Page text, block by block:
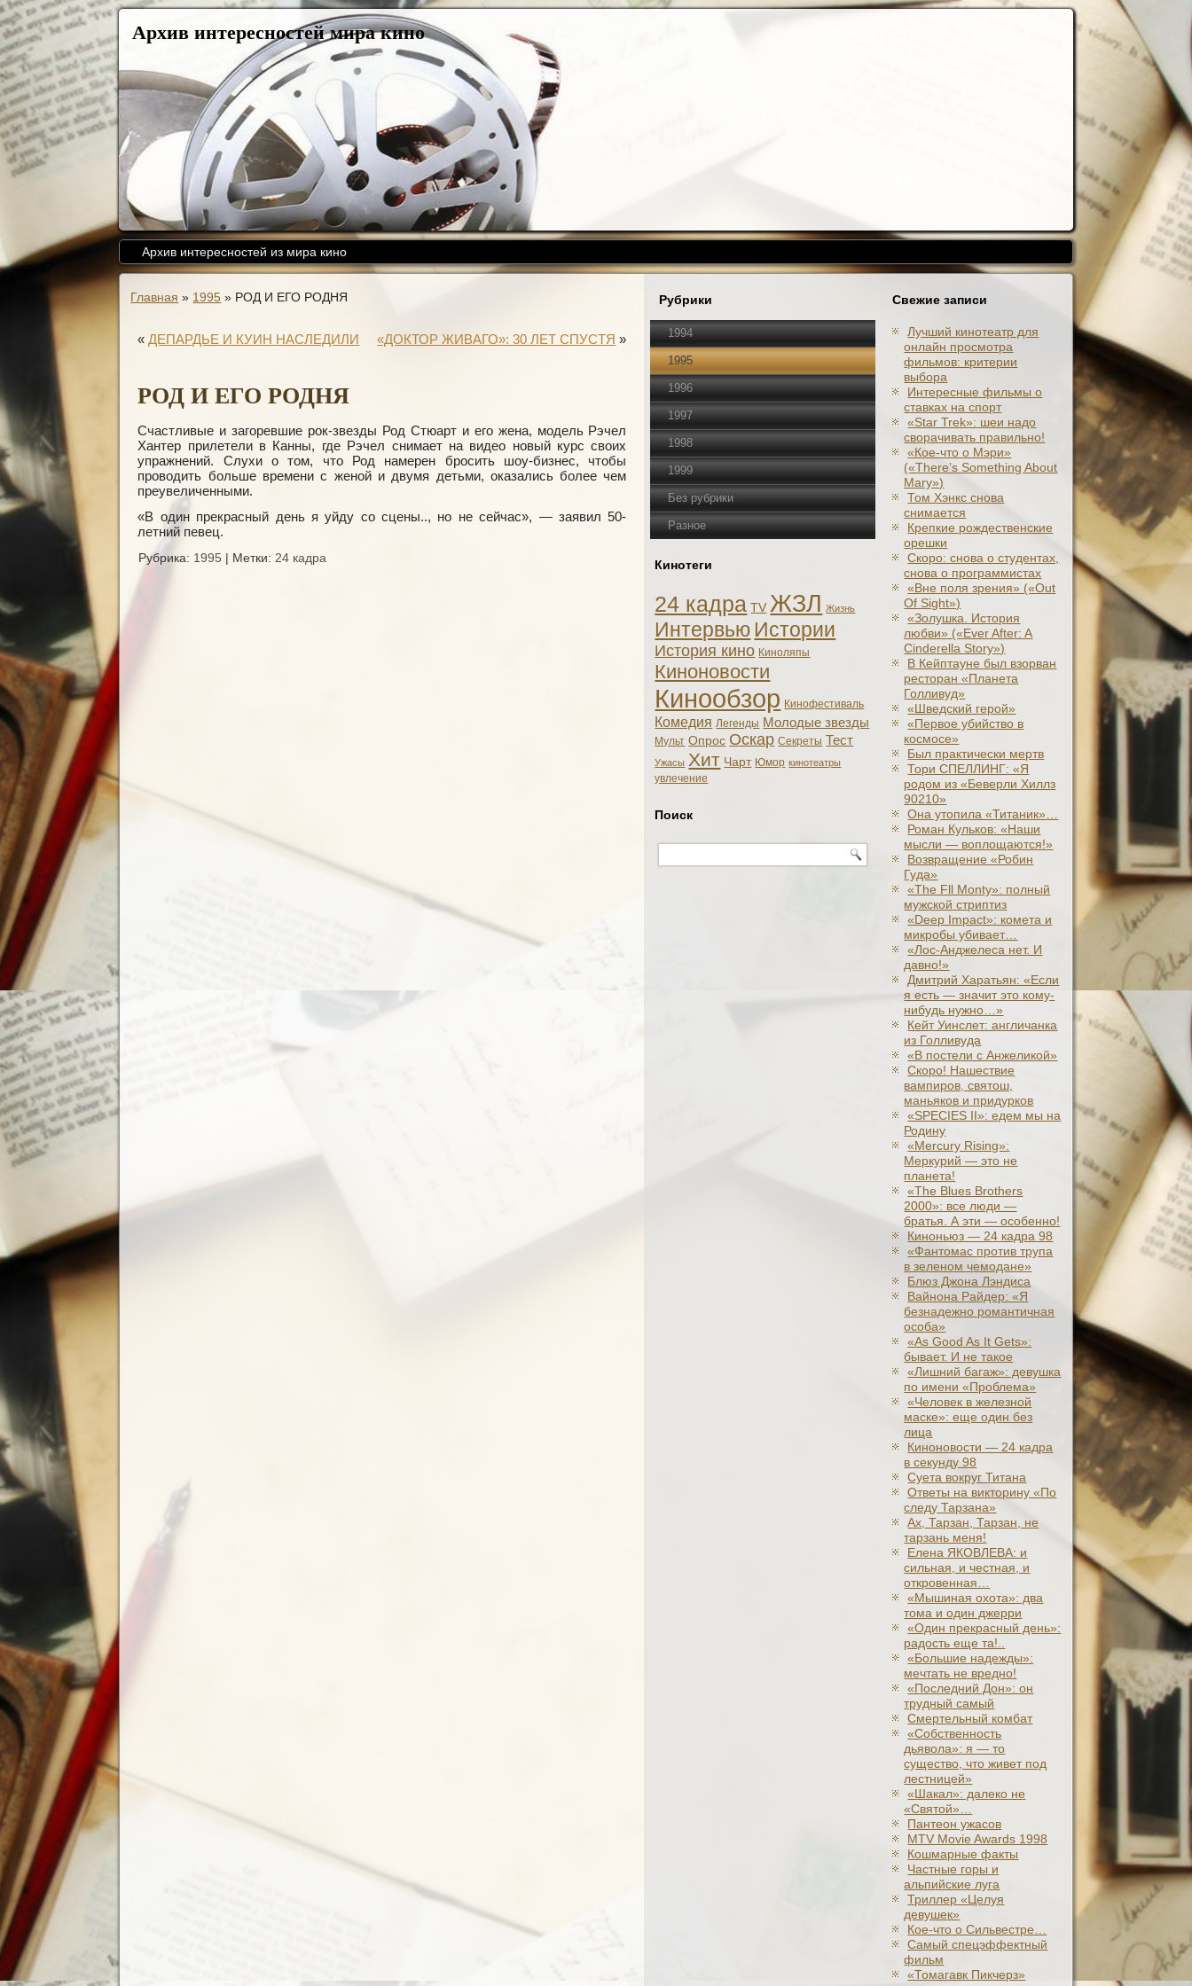
Архив интересностей мира кино
Архив интересностей из мира кино
Главная » 1995 » РОД И ЕГО РОДНЯ
«ДЕПАРДЬЕ И КУИН НАСЛЕДИЛИ «ДОКТОР ЖИВАГО»: 30 ЛЕТ СПУСТЯ »
РОД И ЕГО РОДНЯ
Счастливые и загоревшие рок-звезды Род Стюарт и его жена, модель Рэчел
Хантер прилетели в Канны, где Рэчел снимает на видео новый курс своих
упражнений. Слухи о том, что Род намерен бросить шоу-бизнес, чтобы
проводить больше времени с женой и двумя детьми, оказались более чем
преувеличенными.
«В один прекрасный день я уйду со сцены.., но не сейчас», — заявил 50-
летний певец.
Рубрика: 1995 | Метки: 24 кадра
Рубрики
1994
1995
1996
1997
1998
1999
Без рубрики
Разное
Кинотеги
24 кадра TV ЖЗЛ Жизнь
Интервью Истории
История кино Киноляпы
Киноновости
Кинообзор Кинофестиваль
Комедия Легенды Молодые звезды
Мульт Опрос Оскар Секреты Тест
Ужасы Хит Чарт Юмор кинотеатры
увлечение
Поиск
Свежие записи
Лучший кинотеатр для
онлайн просмотра
фильмов: критерии
выбора
Интересные фильмы о
ставках на спорт
«Star Trek»: шеи надо
сворачивать правильно!
«Кое-что о Мэри»
(«There’s Something About
Mary»)
Том Хэнкс снова
снимается
Крепкие рождественские
орешки
Скоро: снова о студентах,
снова о программистах
«Вне поля зрения» («Out
Of Sight»)
«Золушка. История
любви» («Ever After: A
Cinderеlla Story»)
В Кейптауне был взорван
ресторан «Планета
Голливуд»
«Шведский герой»
«Первое убийство в
космосе»
Был практически мертв
Тори СПЕЛЛИНГ: «Я
родом из «Беверли Хиллз
90210»
Она утопила «Титаник»…
Роман Кульков: «Наши
мысли — воплощаются!»
Возвращение «Робин
Гуда»
«The Fll Monty»: полный
мужской стриптиз
«Deep Impact»: комета и
микробы убивает…
«Лос-Анджелеса нет. И
давно!»
Дмитрий Харатьян: «Если
я есть — значит это кому-
нибудь нужно…»
Кейт Уинслет: англичанка
из Голливуда
«В постели с Анжеликой»
Скоро! Нашествие
вампиров, святош,
маньяков и придурков
«SPECIES II»: едем мы на
Родину
«Mercury Rising»:
Меркурий — это не
планета!
«The Blues Brothers
2000»: все люди —
братья. А эти — особенно!
Киноньюз — 24 кадра 98
«Фантомас против трупа
в зеленом чемодане»
Блюз Джона Лэндиса
Вайнона Райдер: «Я
безнадежно романтичная
особа»
«As Good As It Gets»:
бывает. И не такое
«Лишний багаж»: девушка
по имени «Проблема»
«Человек в железной
маске»: еще один без
лица
Киноновости — 24 кадра
в секунду 98
Суета вокруг Титана
Ответы на викторину «По
следу Тарзана»
Ах, Тарзан, Тарзан, не
тарзань меня!
Елена ЯКОВЛЕВА: и
сильная, и честная, и
откровенная…
«Мышиная охота»: два
тома и один джерри
«Один прекрасный день»:
радость еще та!..
«Большие надежды»:
мечтать не вредно!
«Последний Дон»: он
трудный самый
Смертельный комбат
«Собственность
дьявола»: я — то
существо, что живет под
лестницей»
«Шакал»: далеко не
«Святой»…
Пантеон ужасов
MTV Movie Awards 1998
Кошмарные факты
Частные горы и
альпийские луга
Триллер «Целуя
девушек»
Кое-что о Сильвестре…
Самый спецэффектный
фильм
«Томагавк Пикчерз»